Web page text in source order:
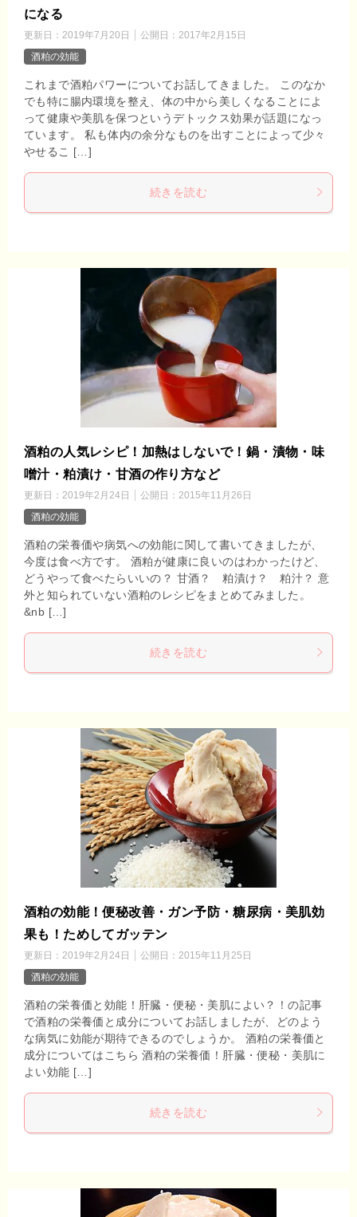
になる
更新日： 2019年7月20日 公開日： 2017年2月15日
酒粕の効能
これまで酒粕パワーについてお話してきました。 このなか
でも特に腸内環境を整え、体の中から美しくなることによ
って健康や美肌を保つというデトックス効果が話題になっ
ています。 私も体内の余分なものを出すことによって少々
やせるこ […]
続きを読む
酒粕の人気レシピ！加熱はしないで！鍋・漬物・味
噌汁・粕漬け・甘酒の作り方など
更新日： 2019年2月24日 公開日： 2015年11月26日
酒粕の効能
酒粕の栄養価や病気への効能に関して書いてきましたが、
今度は食べ方です。 酒粕が健康に良いのはわかったけど、
どうやって食べたらいいの？ 甘酒？ 粕漬け？ 粕汁？ 意
外と知られていない酒粕のレシピをまとめてみました。
&nb […]
続きを読む
酒粕の効能！便秘改善・ガン予防・糖尿病・美肌効
果も！ためしてガッテン
更新日： 2019年2月24日 公開日： 2015年11月25日
酒粕の効能
酒粕の栄養価と効能！肝臓・便秘・美肌によい？！の記事
で酒粕の栄養価と成分についてお話しましたが、どのよう
な病気に効能が期待できるのでしょうか。 酒粕の栄養価と
成分についてはこちら 酒粕の栄養価！肝臓・便秘・美肌に
よい効能 […]
続きを読む